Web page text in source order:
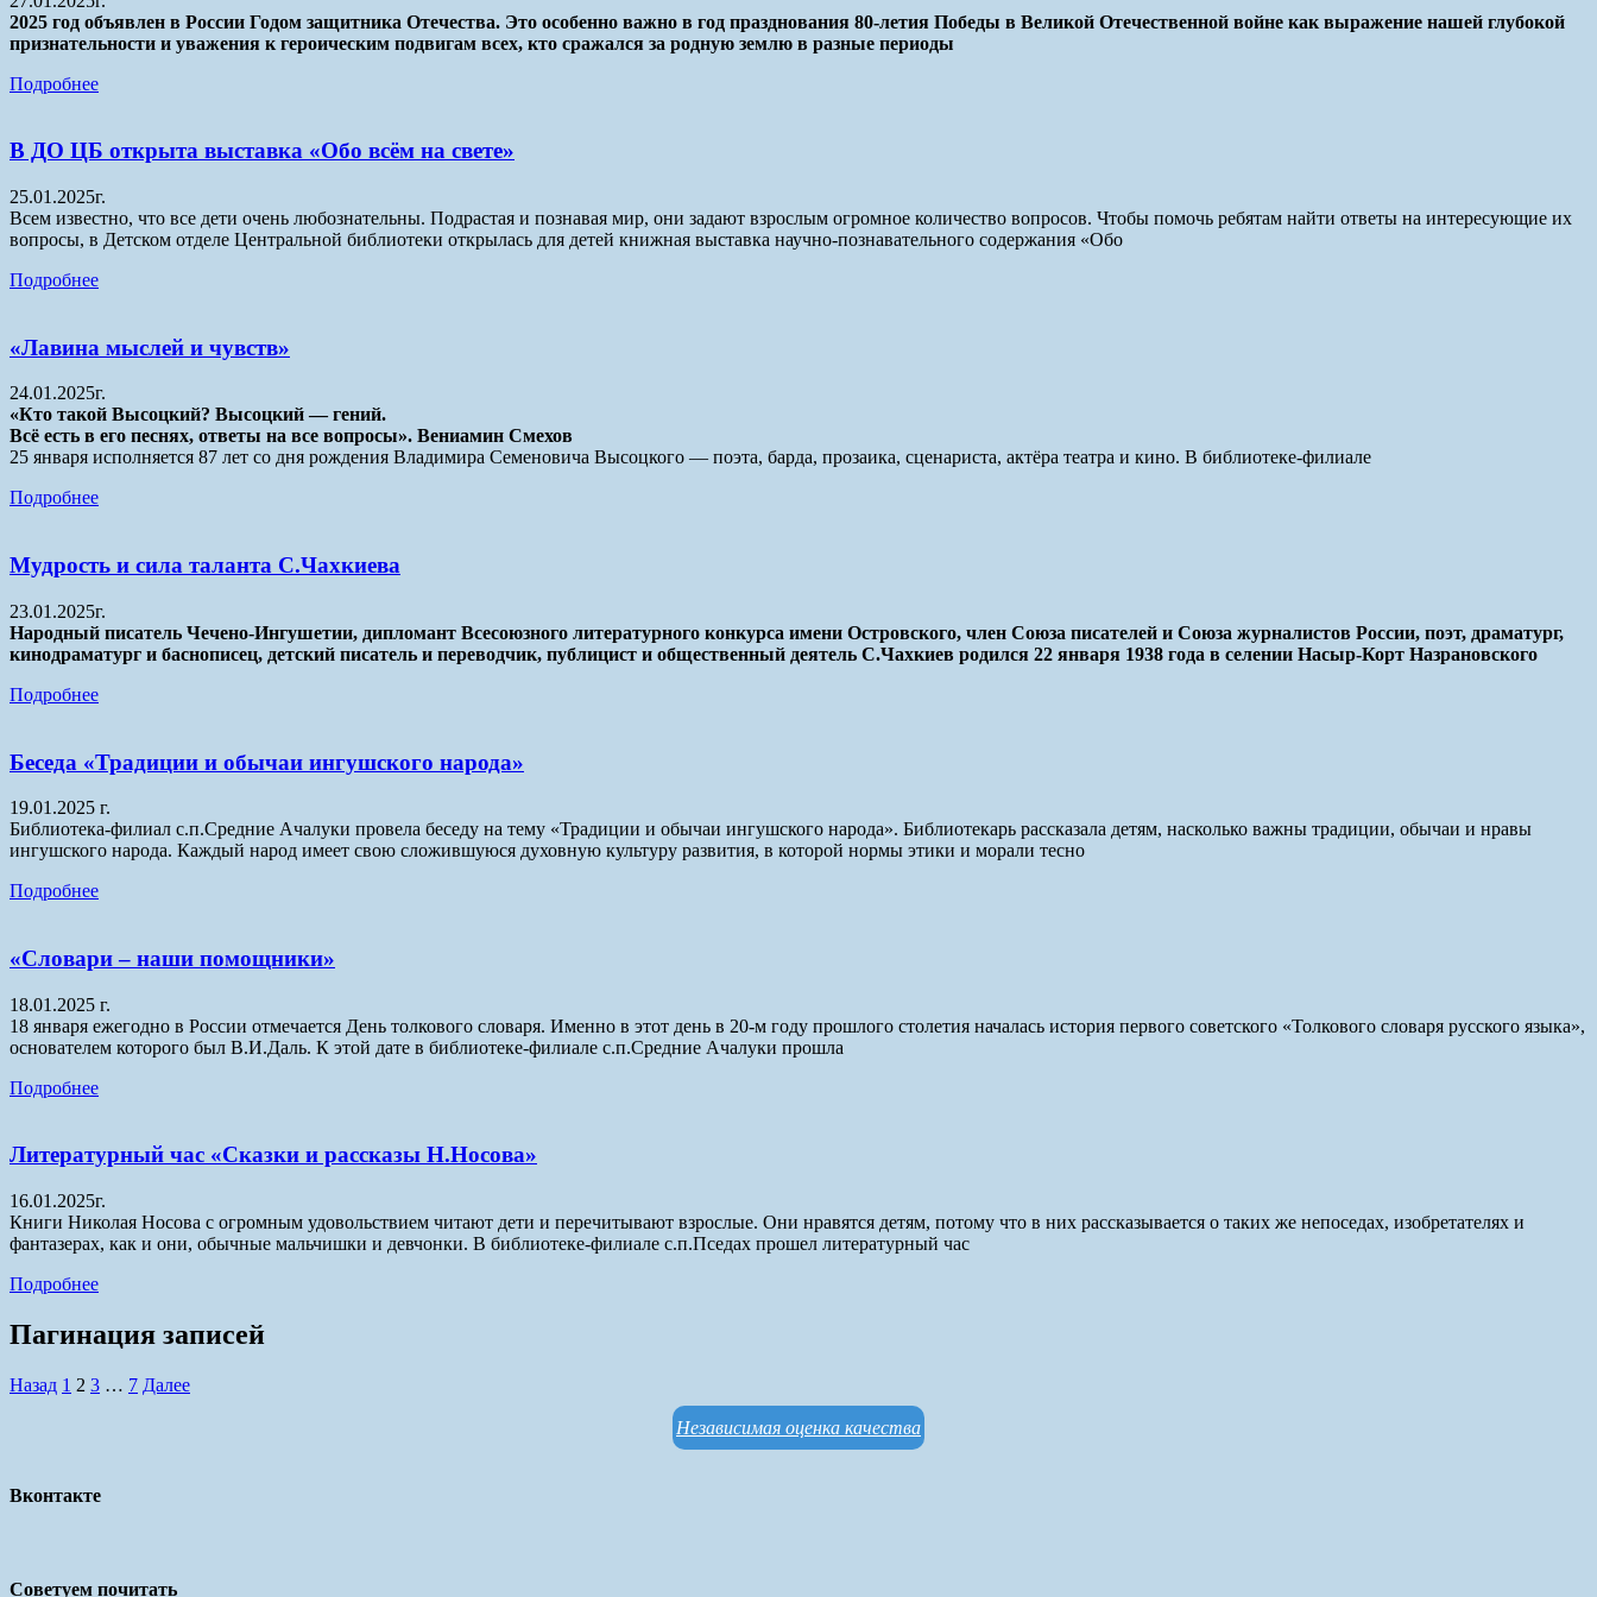
2025 год объявлен в России Годом защитника Отечества. Это особенно важно в год празднования 80-летия Победы в Великой Отечественной войне как выражение нашей глубокой
признательности и уважения к героическим подвигам всех, кто сражался за родную землю в разные периоды
Подробнее
В ДО ЦБ открыта выставка «Обо всём на свете»
25.01.2025г.
Всем известно, что все дети очень любознательны. Подрастая и познавая мир, они задают взрослым огромное количество вопросов. Чтобы помочь ребятам найти ответы на интересующие их
вопросы, в Детском отделе Центральной библиотеки открылась для детей книжная выставка научно-познавательного содержания «Обо
Подробнее
«Лавина мыслей и чувств»
24.01.2025г.
«Кто такой Высоцкий? Высоцкий — гений.
Всё есть в его песнях, ответы на все вопросы». Вениамин Смехов
25 января исполняется 87 лет со дня рождения Владимира Семеновича Высоцкого — поэта, барда, прозаика, сценариста, актёра театра и кино. В библиотеке-филиале
Подробнее
Мудрость и сила таланта С.Чахкиева
23.01.2025г.
Народный писатель Чечено-Ингушетии, дипломант Всесоюзного литературного конкурса имени Островского, член Союза писателей и Союза журналистов России, поэт, драматург,
кинодраматург и баснописец, детский писатель и переводчик, публицист и общественный деятель С.Чахкиев родился 22 января 1938 года в селении Насыр-Корт Назрановского
Подробнее
Беседа «Традиции и обычаи ингушского народа»
19.01.2025 г.
Библиотека-филиал с.п.Средние Ачалуки провела беседу на тему «Традиции и обычаи ингушского народа». Библиотекарь рассказала детям, насколько важны традиции, обычаи и нравы
ингушского народа. Каждый народ имеет свою сложившуюся духовную культуру развития, в которой нормы этики и морали тесно
Подробнее
«Словари – наши помощники»
18.01.2025 г.
18 января ежегодно в России отмечается День толкового словаря. Именно в этот день в 20-м году прошлого столетия началась история первого советского «Толкового словаря русского языка»,
основателем которого был В.И.Даль. К этой дате в библиотеке-филиале с.п.Средние Ачалуки прошла
Подробнее
Литературный час «Сказки и рассказы Н.Носова»
16.01.2025г.
Книги Николая Носова с огромным удовольствием читают дети и перечитывают взрослые. Они нравятся детям, потому что в них рассказывается о таких же непоседах, изобретателях и
фантазерах, как и они, обычные мальчишки и девчонки. В библиотеке-филиале с.п.Пседах прошел литературный час
Подробнее
Пагинация записей
Назад 1 2 3 … 7 Далее
Независимая оценка качества
Вконтакте
Советуем почитать